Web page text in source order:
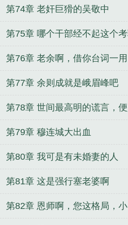
第74章 老奸巨猾的吴敬中
第75章 哪个干部经不起这个考
第76章 老余啊，借你台词一用
第77章 余则成就是峨眉峰吧
第78章 世间最高明的谎言，便
第79章 穆连城大出血
第80章 我可是有未婚妻的人
第81章 这是强行塞老婆啊
第82章 恩师啊，您这格局，小